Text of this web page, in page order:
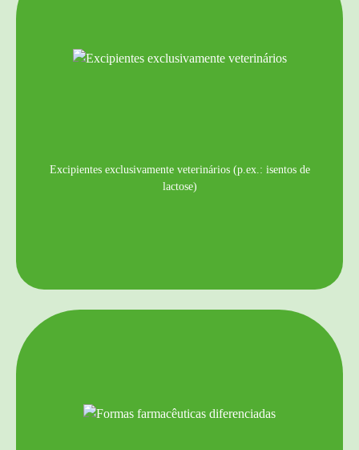
Excipientes exclusivamente veterinários (p.ex.: isentos de
lactose)